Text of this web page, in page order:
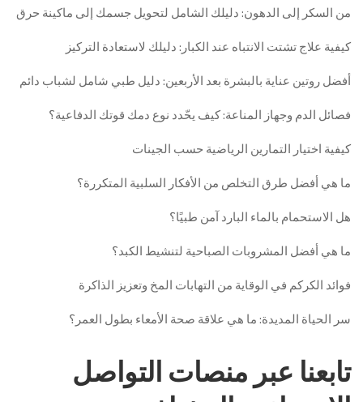
من السكر إلى الدهون: دليلك الشامل لتحويل جسمك إلى ماكينة حرق
كيفية علاج تشتت الانتباه عند الكبار: دليلك لاستعادة التركيز
أفضل روتين عناية بالبشرة بعد الأربعين: دليل طبي شامل لشباب دائم
فصائل الدم وجهاز المناعة: كيف يحّدد نوع دمك قوتك الدفاعية؟
كيفية اختيار التمارين الرياضية حسب الجينات
ما هي أفضل طرق التخلص من الأفكار السلبية المتكررة؟
هل الاستحمام بالماء البارد آمن طبيًا؟
ما هي أفضل المشروبات الصباحية لتنشيط الكبد؟
فوائد الكركم في الوقاية من التهابات المخ وتعزيز الذاكرة
سر الحياة المديدة: ما هي علاقة صحة الأمعاء بطول العمر؟
تابعنا عبر منصات التواصل